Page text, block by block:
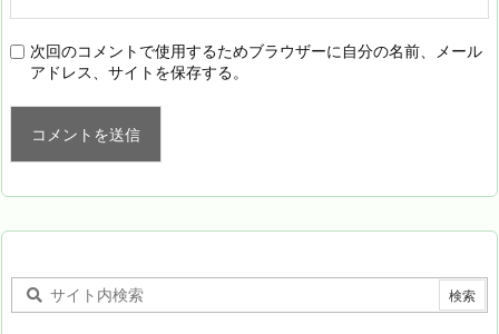
次回のコメントで使用するためブラウザーに自分の名前、メール
アドレス、サイトを保存する。